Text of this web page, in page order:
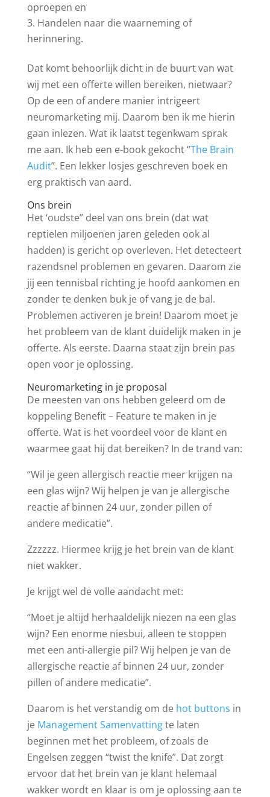
oproepen en
Handelen naar die waarneming of
herinnering.
Dat komt behoorlijk dicht in de buurt van wat
wij met een offerte willen bereiken, nietwaar?
Op de een of andere manier intrigeert
neuromarketing mij. Daarom ben ik me hierin
gaan inlezen. Wat ik laatst tegenkwam sprak
me aan. Ik heb een e-book gekocht “The Brain
Audit”. Een lekker losjes geschreven boek en
erg praktisch van aard.
Ons brein
Het ‘oudste” deel van ons brein (dat wat
reptielen miljoenen jaren geleden ook al
hadden) is gericht op overleven. Het detecteert
razendsnel problemen en gevaren. Daarom zie
jij een tennisbal richting je hoofd aankomen en
zonder te denken buk je of vang je de bal.
Problemen activeren je brein! Daarom moet je
het probleem van de klant duidelijk maken in je
offerte. Als eerste. Daarna staat zijn brein pas
open voor je oplossing.
Neuromarketing in je proposal
De meesten van ons hebben geleerd om de
koppeling Benefit – Feature te maken in je
offerte. Wat is het voordeel voor de klant en
waarmee gaat hij dat bereiken? In de trand van:
“Wil je geen allergisch reactie meer krijgen na
een glas wijn? Wij helpen je van je allergische
reactie af binnen 24 uur, zonder pillen of
andere medicatie”.
Zzzzzz. Hiermee krijg je het brein van de klant
niet wakker.
Je krijgt wel de volle aandacht met:
“Moet je altijd herhaaldelijk niezen na een glas
wijn? Een enorme niesbui, alleen te stoppen
met een anti-allergie pil? Wij helpen je van de
allergische reactie af binnen 24 uur, zonder
pillen of andere medicatie”.
Daarom is het verstandig om de hot buttons in
je Management Samenvattingte laten
beginnen met het probleem, of zoals de
Engelsen zeggen “twist the knife”. Dat zorgt
ervoor dat het brein van je klant helemaal
wakker wordt en klaar is om je oplossing aan te